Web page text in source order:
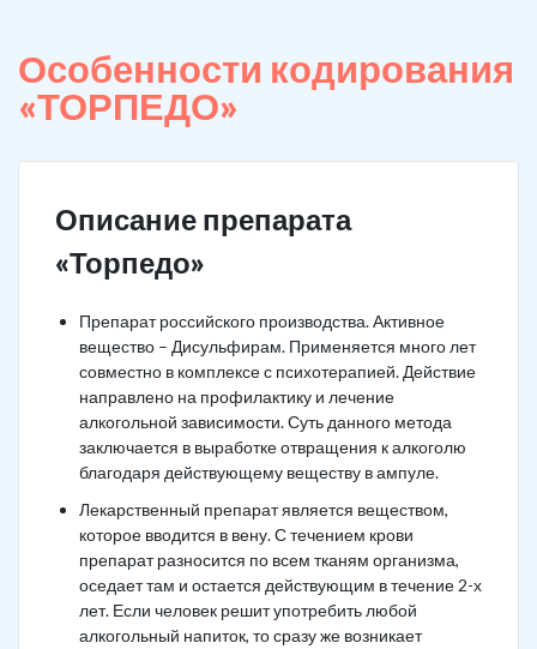
Особенности кодирования
«ТОРПЕДО»
Описание препарата
«Торпедо»
Препарат российского производства. Активное
вещество – Дисульфирам. Применяется много лет
совместно в комплексе с психотерапией. Действие
направлено на профилактику и лечение
алкогольной зависимости. Суть данного метода
заключается в выработке отвращения к алкоголю
благодаря действующему веществу в ампуле.
Лекарственный препарат является веществом,
которое вводится в вену. С течением крови
препарат разносится по всем тканям организма,
оседает там и остается действующим в течение 2-х
лет. Если человек решит употребить любой
алкогольный напиток, то сразу же возникает